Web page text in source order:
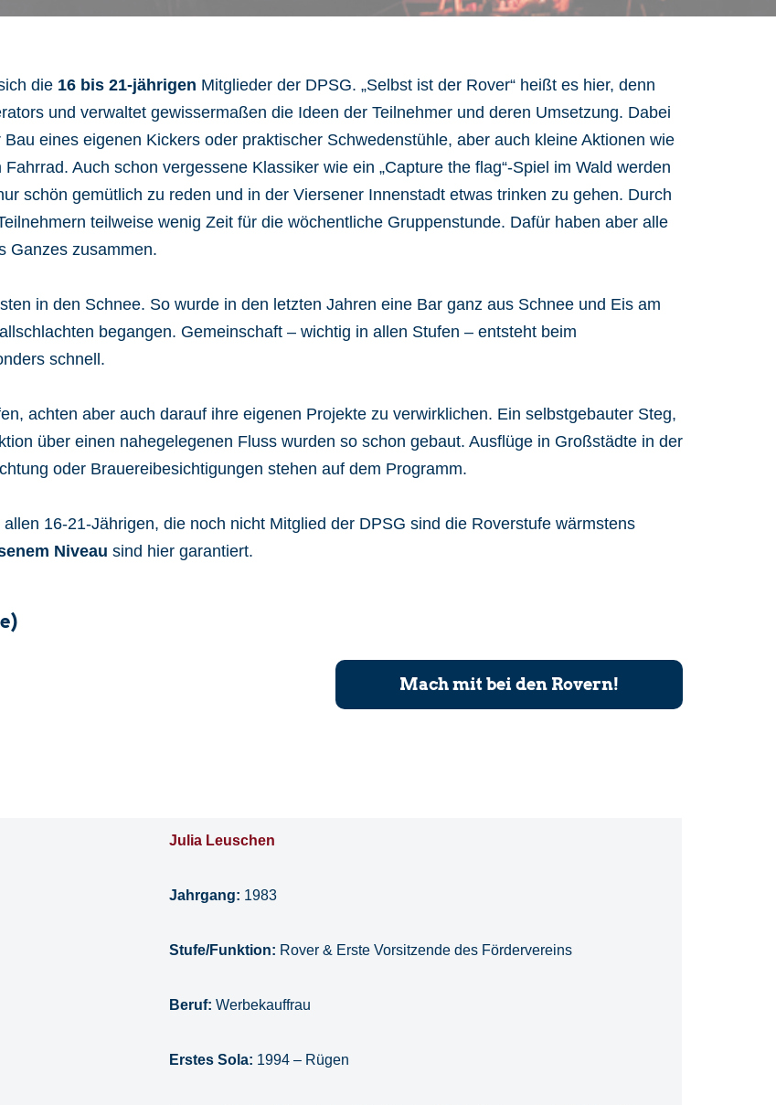
die 16 bis 21-jährigen Mitglieder der DPSG. „Selbst ist der Rover“ heißt es hier, denn
und verwaltet gewissermaßen die Ideen der Teilnehmer und deren Umsetzung. Dabei
Bau eines eigenen Kickers oder praktischer Schwedenstühle, aber auch kleine Aktionen wie
Auch schon vergessene Klassiker wie ein „Capture the flag“-Spiel im Wald werden
schön gemütlich zu reden und in der Viersener Innenstadt etwas trinken zu gehen. Durch
teilweise wenig Zeit für die wöchentliche Gruppenstunde. Dafür haben aber alle
Ganzes zusammen.
in den Schnee. So wurde in den letzten Jahren eine Bar ganz aus Schnee und Eis am
begangen. Gemeinschaft – wichtig in allen Stufen – entsteht beim
schnell.
achten aber auch darauf ihre eigenen Projekte zu verwirklichen. Ein selbstgebauter Steg,
über einen nahegelegenen Fluss wurden so schon gebaut. Ausflüge in Großstädte in der
oder Brauereibesichtigungen stehen auf dem Programm.
16-21-Jährigen, die noch nicht Mitglied der DPSG sind die Roverstufe wärmstens
Niveau sind hier garantiert.
Mach mit bei den Rovern!
Julia Leuschen
Jahrgang: 1983
Stufe/Funktion: Rover & Erste Vorsitzende des Fördervereins
Beruf: Werbekauffrau
Erstes Sola: 1994 – Rügen